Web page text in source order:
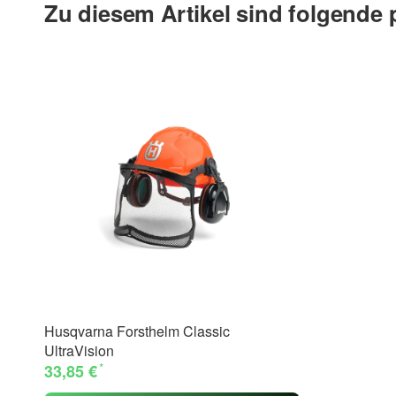
Zu diesem Artikel sind folgende
Husqvarna Forsthelm Classic
UltraVision
33,85 €*